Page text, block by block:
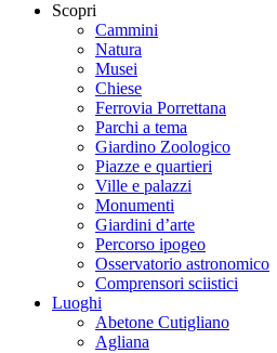
Scopri
Cammini
Natura
Musei
Chiese
Ferrovia Porrettana
Parchi a tema
Giardino Zoologico
Piazze e quartieri
Ville e palazzi
Monumenti
Giardini d’arte
Percorso ipogeo
Osservatorio astronomico
Comprensori sciistici
Luoghi
Abetone Cutigliano
Agliana